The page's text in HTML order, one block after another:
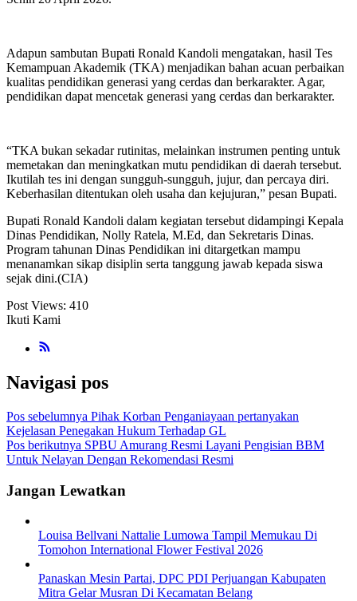
Adapun sambutan Bupati Ronald Kandoli mengatakan, hasil Tes
Kemampuan Akademik (TKA) menjadikan bahan acuan perbaikan
kualitas pendidikan generasi yang cerdas dan berkarakter. Agar,
pendidikan dapat mencetak generasi yang cerdas dan berkarakter.
“TKA bukan sekadar rutinitas, melainkan instrumen penting untuk
memetakan dan meningkatkan mutu pendidikan di daerah tersebut.
Ikutilah tes ini dengan sungguh-sungguh, jujur, dan percaya diri.
Keberhasilan ditentukan oleh usaha dan kejujuran,” pesan Bupati.
Bupati Ronald Kandoli dalam kegiatan tersebut didampingi Kepala
Dinas Pendidikan, Nolly Ratela, M.Ed, dan Sekretaris Dinas.
Program tahunan Dinas Pendidikan ini ditargetkan mampu
menanamkan sikap disiplin serta tanggung jawab kepada siswa
sejak dini.(CIA)
Post Views: 410
Ikuti Kami
Navigasi pos
Pos sebelumnya Pihak Korban Penganiayaan pertanyakan
Kejelasan Penegakan Hukum Terhadap GL
Pos berikutnya SPBU Amurang Resmi Layani Pengisian BBM
Untuk Nelayan Dengan Rekomendasi Resmi
Jangan Lewatkan
Louisa Bellvani Nattalie Lumowa Tampil Memukau Di
Tomohon International Flower Festival 2026
Panaskan Mesin Partai, DPC PDI Perjuangan Kabupaten
Mitra Gelar Musran Di Kecamatan Belang